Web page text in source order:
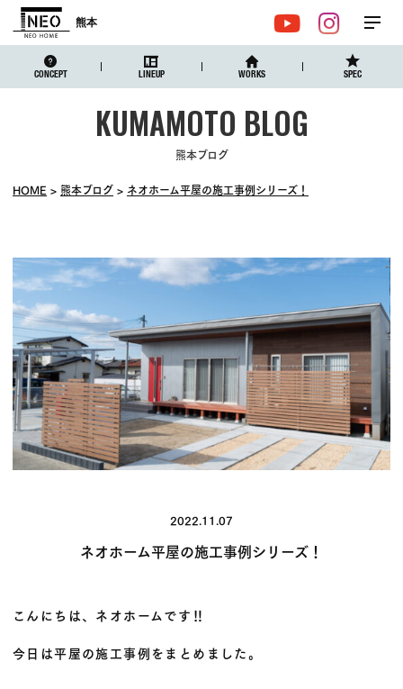
熊本
CONCEPT LINEUP WORKS SPEC
YouTube
メ
熊本ブログ
HOME 熊本ブログ ネオホーム平屋の施工事例シリーズ！
2022.11.07
ネオホーム平屋の施工事例シリーズ！
こんにちは、ネオホームです‼
今日は平屋の施工事例をまとめました。